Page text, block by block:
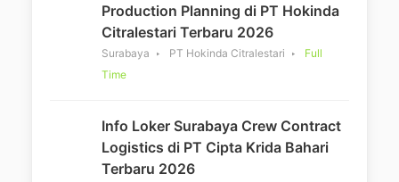
Production Planning di PT Hokinda
Citralestari Terbaru 2026
Surabaya PT Hokinda Citralestari
Full
Time
Info Loker Surabaya Crew Contract
Logistics di PT Cipta Krida Bahari
Terbaru 2026